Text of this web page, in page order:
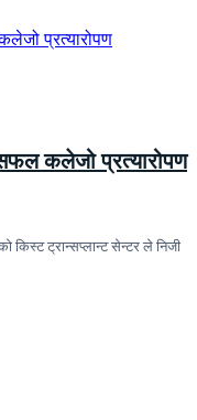
कलेजो प्रत्यारोपण
किस्ट ट्रान्सप्लान्ट सेन्टर ले निजी